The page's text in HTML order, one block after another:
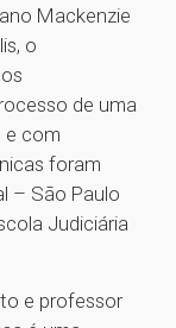
Mackenzie
o
de uma
e com
foram
– São Paulo
Judiciária
e professor